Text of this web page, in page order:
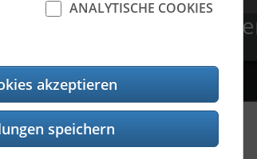
ANALYTISCHE COOKIES
akzeptieren